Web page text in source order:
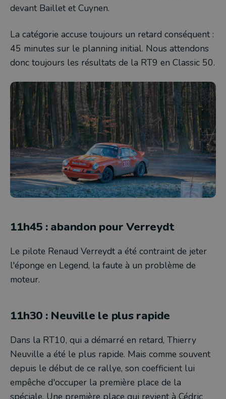
devant Baillet et Cuynen.
La catégorie accuse toujours un retard conséquent :
45 minutes sur le planning initial. Nous attendons
donc toujours les résultats de la RT9 en Classic 50.
11h45 : abandon pour Verreydt
Le pilote Renaud Verreydt a été contraint de jeter
l'éponge en Legend, la faute à un problème de
moteur.
11h30 : Neuville le plus rapide
Dans la RT10, qui a démarré en retard, Thierry
Neuville a été le plus rapide. Mais comme souvent
depuis le début de ce rallye, son coefficient lui
empêche d'occuper la première place de la
spéciale. Une première place qui revient à Cédric